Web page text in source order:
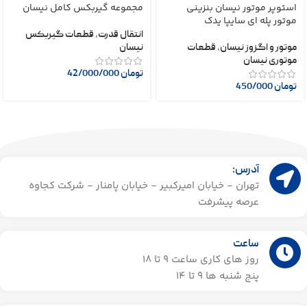
استوپر موتور نیسان بنزینی
موتور پله ای سایپا یدک
موتور و اگزوز نیسان, قطعات
موتوری نیسان
تومان
مجموعه گیربکس کامل نیسان
انتقال قدرت, قطعات گیربکس
نیسان
تومان
آدرس:
تهران - خیابان امیرکبیر - خیابان پامنار - شرکت کجاوه
عرصه پیشرفت
ساعت
روز های کاری ساعت ۹ تا 18
پنج شنبه ها 9 تا 14​